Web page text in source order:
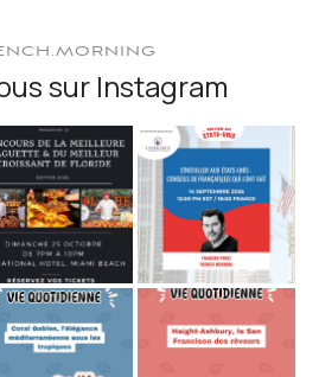
sur Instagram